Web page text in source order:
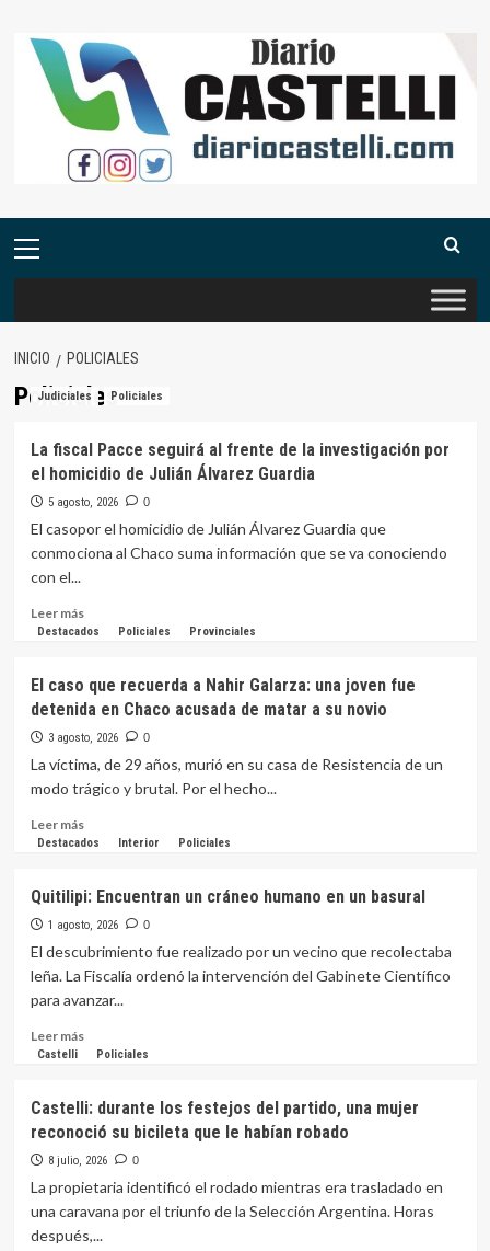
contenido
Menú
INICIO POLICIALES
Policiales
Judiciales Policiales
La fiscal Pacce seguirá al frente de la investigación por
el homicidio de Julián Álvarez Guardia
5 agosto, 2026 0
El casopor el homicidio de Julián Álvarez Guardia que
conmociona al Chaco suma información que se va conociendo
con el...
Leer másLeer
más
fiscal
Pacce
seguirá
frente
de
investigación
homicidio
de
Julián
Guardia
Destacados Policiales Provinciales
El caso que recuerda a Nahir Galarza: una joven fue
detenida en Chaco acusada de matar a su novio
3 agosto, 2026 0
La víctima, de 29 años, murió en su casa de Resistencia de un
modo trágico y brutal. Por el hecho...
Leer másLeer
más
caso
que
recuerda
a
Galarza:
joven
en
Chaco
acusada
matar
a
su
Destacados Interior Policiales
Quitilipi: Encuentran un cráneo humano en un basural
1 agosto, 2026 0
El descubrimiento fue realizado por un vecino que recolectaba
leña. La Fiscalía ordenó la intervención del Gabinete Científico
para avanzar...
Leer másLeer
más
Encuentran
un
cráneo
humano
un
basural
Castelli Policiales
Castelli: durante los festejos del partido, una mujer
reconoció su bicileta que le habían robado
8 julio, 2026 0
La propietaria identificó el rodado mientras era trasladado en
una caravana por el triunfo de la Selección Argentina. Horas
después,...